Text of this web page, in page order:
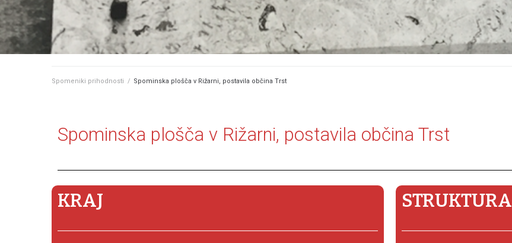
Spomeniki prihodnosti / Spominska plošča v Rižarni, postavila občina Trst
Spominska plošča v Rižarni, postavila občina Trst
KRAJ STRUKTURA